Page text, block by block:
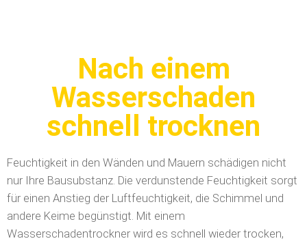
Nach einem
Wasserschaden
schnell trocknen
Feuchtigkeit in den Wänden und Mauern schädigen nicht
nur Ihre Bausubstanz. Die verdunstende Feuchtigkeit sorgt
für einen Anstieg der Luftfeuchtigkeit, die Schimmel und
andere Keime begünstigt. Mit einem
Wasserschadentrockner wird es schnell wieder trocken,